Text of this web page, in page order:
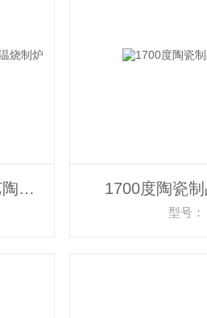
1700度实验升降炉 工艺陶瓷高温烧制炉 1700度陶瓷
型号：